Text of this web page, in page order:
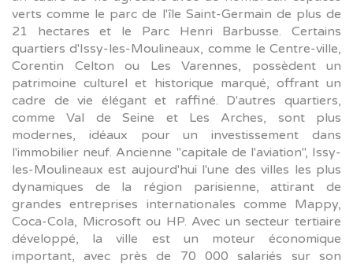
verts comme le parc de l'île Saint-Germain de plus de
21 hectares et le Parc Henri Barbusse. Certains
quartiers d'Issy-les-Moulineaux, comme le Centre-ville,
Corentin Celton ou Les Varennes, possèdent un
patrimoine culturel et historique marqué, offrant un
cadre de vie élégant et raffiné. D'autres quartiers,
comme Val de Seine et Les Arches, sont plus
modernes, idéaux pour un investissement dans
l'immobilier neuf. Ancienne "capitale de l'aviation", Issy-
les-Moulineaux est aujourd'hui l'une des villes les plus
dynamiques de la région parisienne, attirant de
grandes entreprises internationales comme Mappy,
Coca-Cola, Microsoft ou HP. Avec un secteur tertiaire
développé, la ville est un moteur économique
important, avec près de 70 000 salariés sur son